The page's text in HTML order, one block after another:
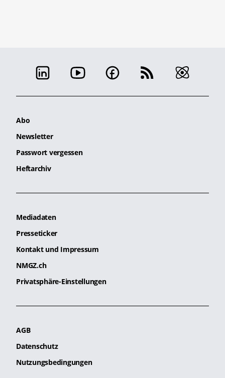
Abo
Newsletter
Passwort vergessen
Heftarchiv
Mediadaten
Presseticker
Kontakt und Impressum
NMGZ.ch
Privatsphäre-Einstellungen
AGB
Datenschutz
Nutzungsbedingungen